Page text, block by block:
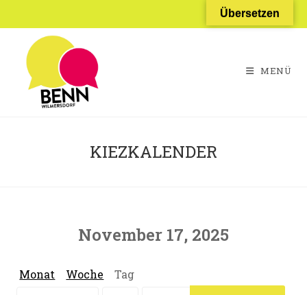
Inhalt
springen
MENÜ
KIEZKALENDER
November 17, 2025
Monat Woche Tag
Übersetzen